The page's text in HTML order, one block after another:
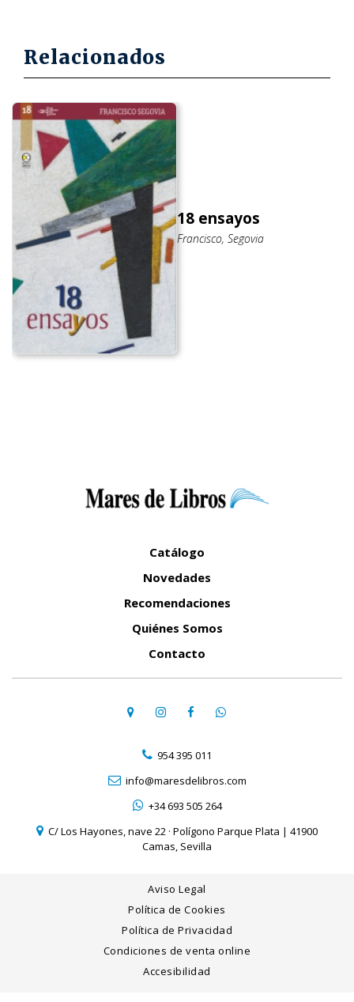
Relacionados
18 ensayos
Francisco, Segovia
Catálogo
Novedades
Recomendaciones
Quiénes Somos
Contacto
954 395 011
info@maresdelibros.com
+34 693 505 264
C/ Los Hayones, nave 22 · Polígono Parque Plata | 41900
Camas, Sevilla
Aviso Legal
Política de Cookies
Política de Privacidad
Condiciones de venta online
Accesibilidad